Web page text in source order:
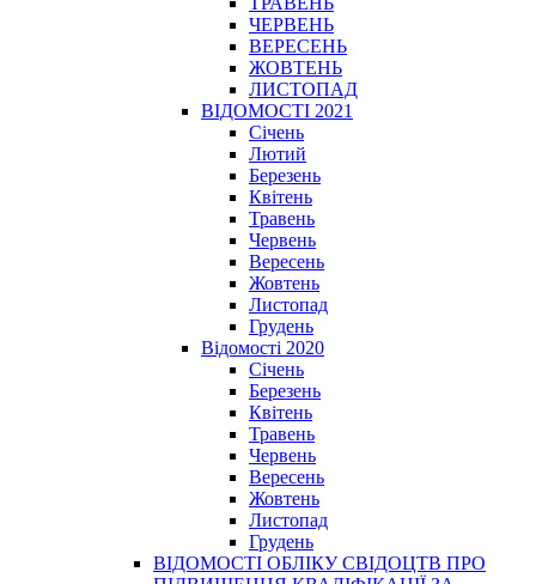
ЧЕРВЕНЬ
ВЕРЕСЕНЬ
ЖОВТЕНЬ
ЛИСТОПАД
ВІДОМОСТІ 2021
Січень
Лютий
Березень
Квітень
Травень
Червень
Вересень
Жовтень
Листопад
Грудень
Відомості 2020
Січень
Березень
Квітень
Травень
Червень
Вересень
Жовтень
Листопад
Грудень
ВІДОМОСТІ ОБЛІКУ СВІДОЦТВ ПРО